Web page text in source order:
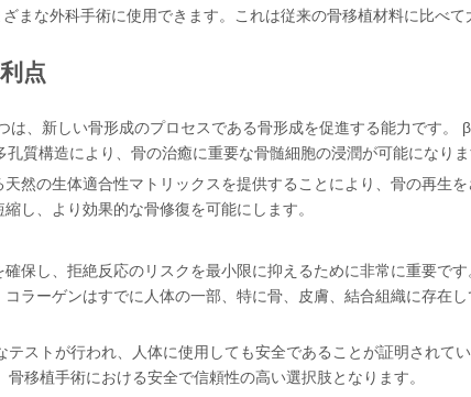
まな外科手術に使用できます。これは従来の骨移植材料に比べ
点
、新しい骨形成のプロセスである骨形成を促進する能力です。
質構造により、骨の治癒に重要な骨髄細胞の浸潤が可能になりま
然の生体適合性マトリックスを提供することにより、骨の再生
し、より効果的な骨修復を可能にします。
保し、拒絶反応のリスクを最小限に抑えるために非常に重要で
ラーゲンはすでに人体の一部、特に骨、皮膚、結合組織に存在
ストが行​​われ、人体に使用しても安全であることが証明されて
移植手術における安全で信頼性の高い選択肢となります。